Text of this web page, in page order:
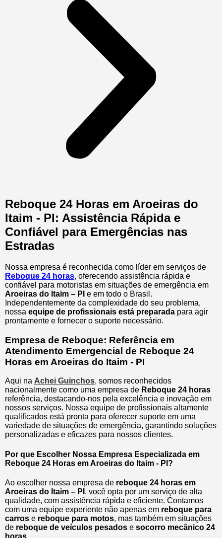
Reboque 24 Horas em Aroeiras do
Itaim - PI: Assistência Rápida e
Confiável para Emergências nas
Estradas
Nossa empresa é reconhecida como líder em serviços de
Reboque 24 horas, oferecendo assistência rápida e
confiável para motoristas em situações de emergência em
Aroeiras do Itaim – PI e em todo o Brasil.
Independentemente da complexidade do seu problema,
nossa equipe de profissionais está preparada para agir
prontamente e fornecer o suporte necessário.
Empresa de Reboque: Referência em
Atendimento Emergencial de Reboque 24
Horas em Aroeiras do Itaim - PI
Aqui na Achei Guinchos, somos reconhecidos
nacionalmente como uma empresa de Reboque 24 horas
referência, destacando-nos pela excelência e inovação em
nossos serviços. Nossa equipe de profissionais altamente
qualificados está pronta para oferecer suporte em uma
variedade de situações de emergência, garantindo soluções
personalizadas e eficazes para nossos clientes.
Por que Escolher Nossa Empresa Especializada em
Reboque 24 Horas em Aroeiras do Itaim - PI?
Ao escolher nossa empresa de reboque 24 horas em
Aroeiras do Itaim – PI , você opta por um serviço de alta
qualidade, com assistência rápida e eficiente. Contamos
com uma equipe experiente não apenas em reboque para
carros e reboque para motos, mas também em situações
de reboque de veículos pesados e socorro mecânico 24
horas